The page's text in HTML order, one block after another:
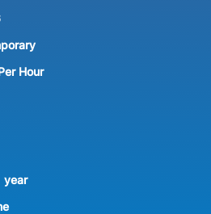
Hour
year